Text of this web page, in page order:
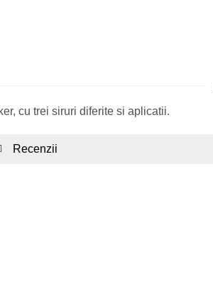
cu trei siruri diferite si aplicatii.
Recenzii